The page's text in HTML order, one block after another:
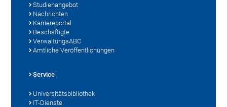
Studienangebot
Nachrichten
Karriereportal
Beschäftigte
VerwaltungsABC
Amtliche Veröffentlichungen
Service
Universitätsbibliothek
IT-Dienste